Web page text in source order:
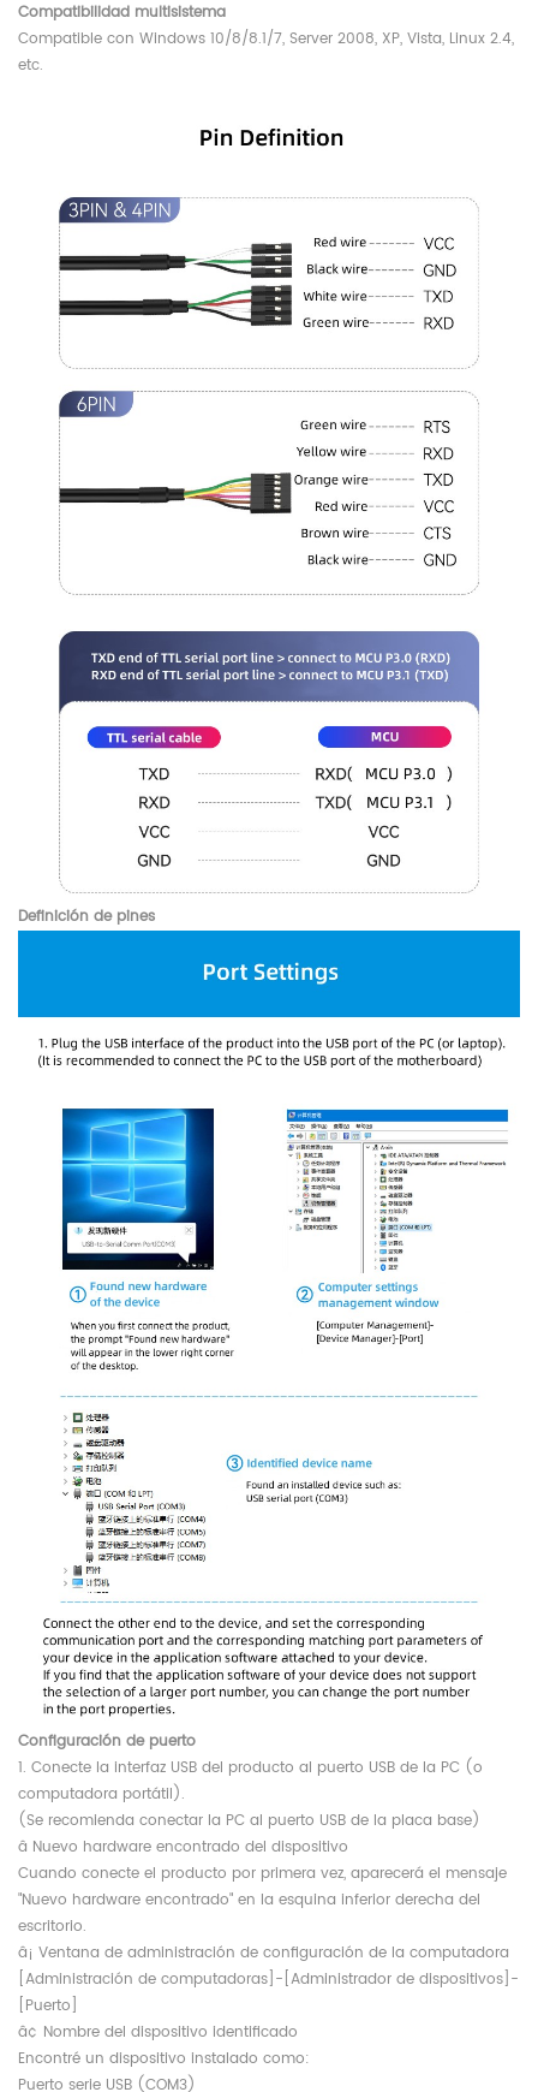
Compatibilidad multisistema
Compatible con Windows 10/8/8.1/7, Server 2008, XP, Vista, Linux 2.4,
etc.
Definición de pines
Configuración de puerto
1. Conecte la interfaz USB del producto al puerto USB de la PC (o
computadora portátil).
(Se recomienda conectar la PC al puerto USB de la placa base)
â Nuevo hardware encontrado del dispositivo
Cuando conecte el producto por primera vez, aparecerá el mensaje
"Nuevo hardware encontrado" en la esquina inferior derecha del
escritorio.
â¡ Ventana de administración de configuración de la computadora
[Administración de computadoras]-[Administrador de dispositivos]-
[Puerto]
â¢ Nombre del dispositivo identificado
Encontré un dispositivo instalado como:
Puerto serie USB (COM3)